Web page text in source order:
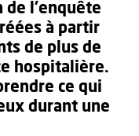
l’enquête
à partir
de plus de
hospitalière.
ce qui
durant une